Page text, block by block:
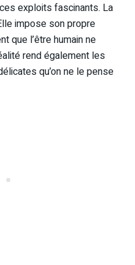
exploits fascinants. La
impose son propre
que l’être humain ne
rend également les
qu’on ne le pense